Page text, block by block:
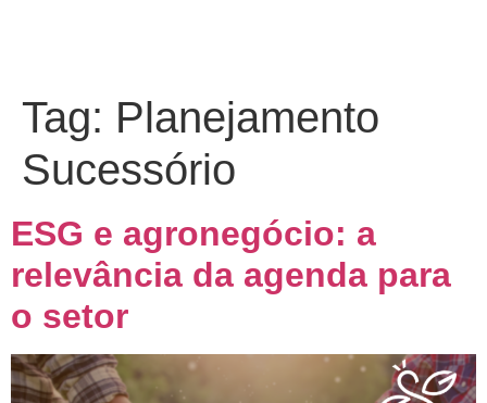
Tag: Planejamento
Sucessório
ESG e agronegócio: a
relevância da agenda para
o setor